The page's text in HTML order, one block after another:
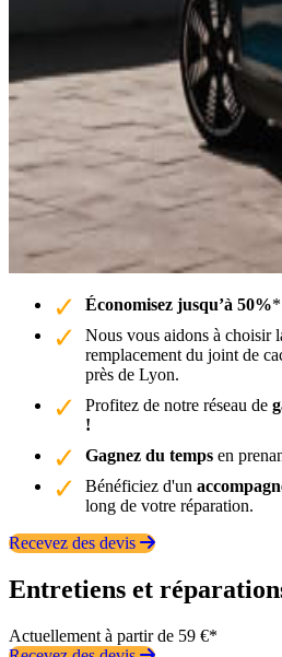
Économisez jusqu’à 50%
Nous vous aidons à choisir
remplacement du joint de
près de Lyon.
Profitez de notre réseau de
!
Gagnez du temps en
Bénéficiez d'un
long de votre réparation.
Recevez des devis
Entretiens et
Actuellement à partir de 59 €*